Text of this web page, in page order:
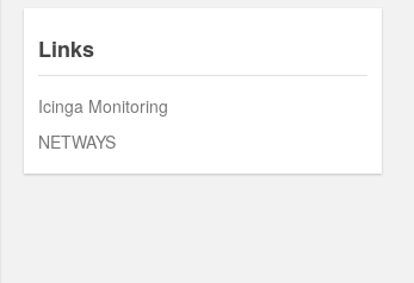
Links
Icinga Monitoring
NETWAYS